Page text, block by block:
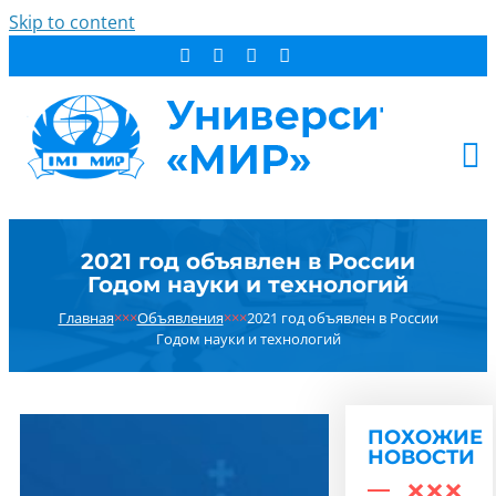
Skip to content
СТУДЕНТУ
ОБ УНИВЕРСИТЕТЕ
НОВОСТИ
2021 год объявлен в России
Годом науки и технологий
Главная×××Объявления×××2021 год объявлен в России
Годом науки и технологий
ПОХОЖИЕ
НОВОСТИ